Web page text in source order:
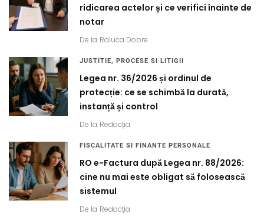
ridicarea actelor și ce verifici înainte de
notar
De la Raluca Dobre
JUSTITIE, PROCESE SI LITIGII
Legea nr. 36/2026 și ordinul de
protecție: ce se schimbă la durată,
instanță și control
De la Redacția
FISCALITATE SI FINANTE PERSONALE
RO e-Factura după Legea nr. 88/2026:
cine nu mai este obligat să folosească
sistemul
De la Redacția